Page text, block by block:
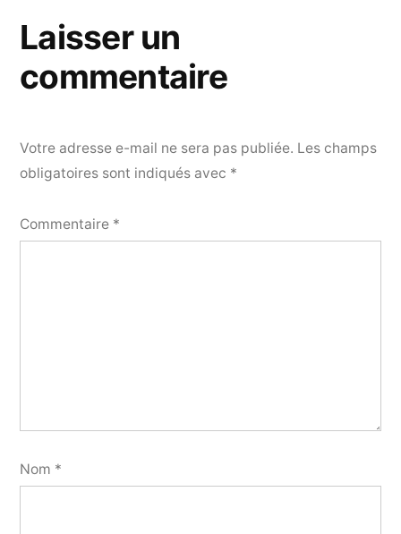
l’article
Laisser un
commentaire
Votre adresse e-mail ne sera pas publiée. Les champs
obligatoires sont indiqués avec *
Commentaire *
Nom *